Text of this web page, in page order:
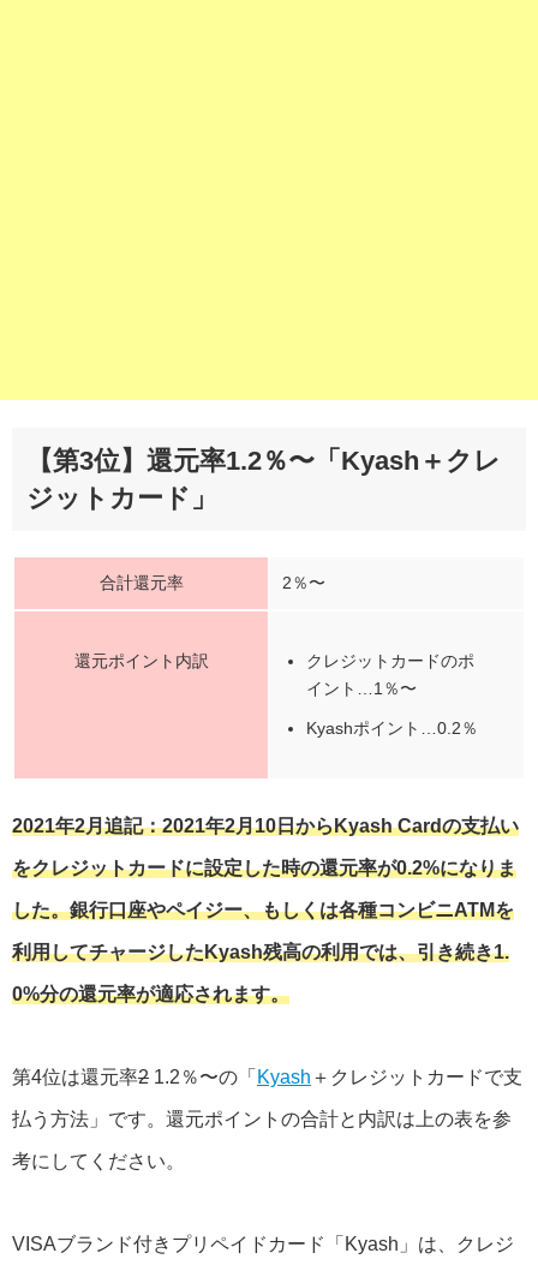
【第3位】還元率1.2％〜「Kyash＋クレ
ジットカード」
合計還元率 2％〜
還元ポイント内訳
クレジットカードのポ
イント…1％〜
Kyashポイント…0.2％
2021年2月追記：2021年2月10日からKyash Cardの支払い
をクレジットカードに設定した時の還元率が0.2%になりま
した。銀行口座やペイジー、もしくは各種コンビニATMを
利用してチャージしたKyash残高の利用では、引き続き1.
0%分の還元率が適応されます。
第4位は還元率2 1.2％〜の「 Kyash ＋クレジットカードで支
払う方法」です。還元ポイントの合計と内訳は上の表を参
考にしてください。
VISAブランド付きプリペイドカード「Kyash」は、クレジ